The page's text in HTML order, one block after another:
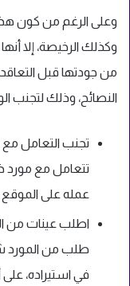
وعلى الرغم من كون
وكذلك الرخيصة، إلا
من جودتها قبل
النصائح، وذلك لتجنب
تجنب التعامل
تتعامل مع مورد
عمله على
اطلب عينات من
طلب من المورد
في استيراده،